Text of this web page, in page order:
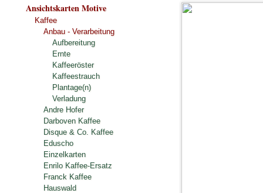
Ansichtskarten Motive
Kaffee
Anbau - Verarbeitung
Aufbereitung
Ernte
Kaffeeröster
Kaffeestrauch
Plantage(n)
Verladung
Andre Hofer
Darboven Kaffee
Disque & Co. Kaffee
Eduscho
Einzelkarten
Enrilo Kaffee-Ersatz
Franck Kaffee
Hauswald